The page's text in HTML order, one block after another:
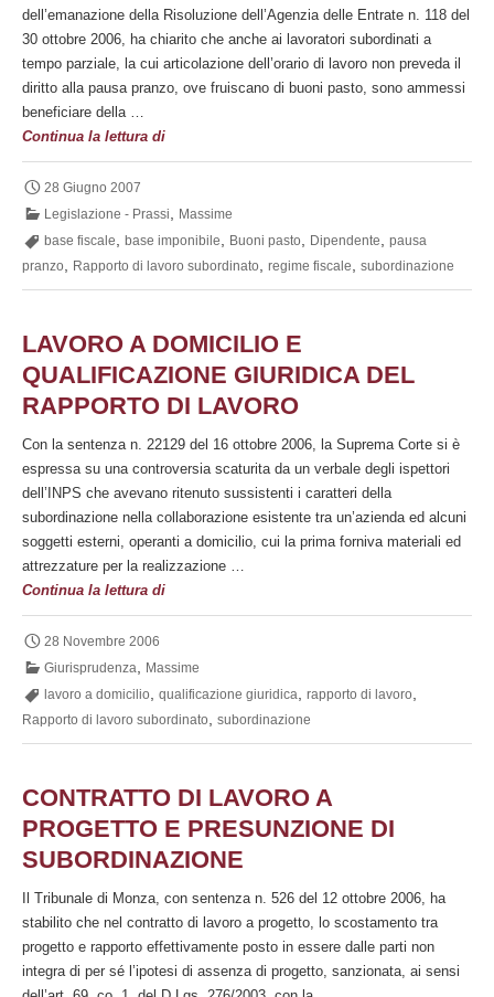
dell’emanazione della Risoluzione dell’Agenzia delle Entrate n. 118 del
30 ottobre 2006, ha chiarito che anche ai lavoratori subordinati a
tempo parziale, la cui articolazione dell’orario di lavoro non preveda il
diritto alla pausa pranzo, ove fruiscano di buoni pasto, sono ammessi
beneficiare della …
Continua la lettura diRegime
fiscale
ai
buoni
part-
time
non
diritto
alla
pausa
pranzo.
28 Giugno 2007
Legislazione - Prassi
Massime
base fiscale
base imponibile Buoni pasto Dipendente
pausa
pranzo
Rapporto di lavoro subordinato regime fiscale subordinazione
LAVORO A DOMICILIO E
QUALIFICAZIONE GIURIDICA DEL
RAPPORTO DI LAVORO
Con la sentenza n. 22129 del 16 ottobre 2006, la Suprema Corte si è
espressa su una controversia scaturita da un verbale degli ispettori
dell’INPS che avevano ritenuto sussistenti i caratteri della
subordinazione nella collaborazione esistente tra un’azienda ed alcuni
soggetti esterni, operanti a domicilio, cui la prima forniva materiali ed
attrezzature per la realizzazione …
Continua la lettura diLavoro
a
e
qualificazione
giuridica
lavoro
28 Novembre 2006
Giurisprudenza
Massime
lavoro a domicilio
qualificazione giuridica rapporto di lavoro
Rapporto di lavoro subordinato subordinazione
CONTRATTO DI LAVORO A
PROGETTO E PRESUNZIONE DI
SUBORDINAZIONE
Il Tribunale di Monza, con sentenza n. 526 del 12 ottobre 2006, ha
stabilito che nel contratto di lavoro a progetto, lo scostamento tra
progetto e rapporto effettivamente posto in essere dalle parti non
integra di per sé l’ipotesi di assenza di progetto, sanzionata, ai sensi